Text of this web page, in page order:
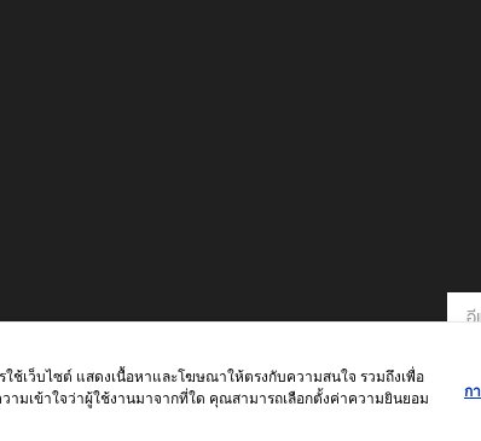
ใช้เว็บไซต์ แสดงเนื้อหาและโฆษณาให้ตรงกับความสนใจ รวมถึงเพื่อ
ามเข้าใจว่าผู้ใช้งานมาจากที่ใด คุณสามารถเลือกตั้งค่าความยินยอม
ก